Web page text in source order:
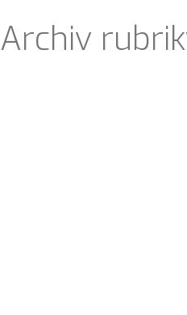
Archiv